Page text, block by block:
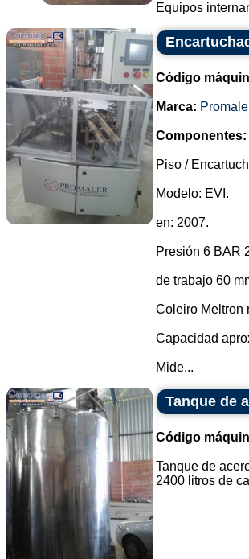
Equipos
Código
Marca:
Componentes:
Piso /
Modelo: EVI.
en: 2007.
Presión 6 BAR
de trabajo 60
Coleiro Meltron
Capacidad
Mide...
Tanque de
Código
Tanque de
2400 litros de